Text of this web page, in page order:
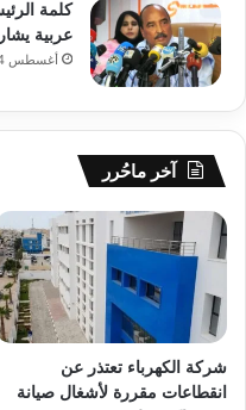
كلمة
عربية
أغسطس 14, 2024
آخر ماحُرر
شركة الكهرباء تعتذر عن
انقطاعات مقررة لأشغال صيانة